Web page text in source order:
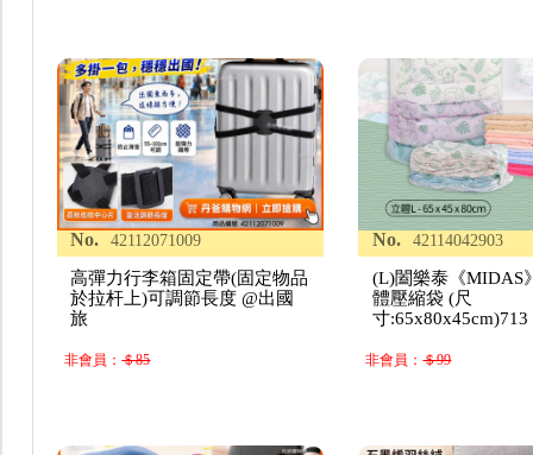
No. 42112071009
高彈力行李箱固定帶(固定物品
於拉杆上)可調節長度 @出國
旅
非會員：＄85
No. 42114042903
(L)闔樂泰《MIDAS
體壓縮袋 (尺
寸:65x80x45cm)713
非會員：＄99